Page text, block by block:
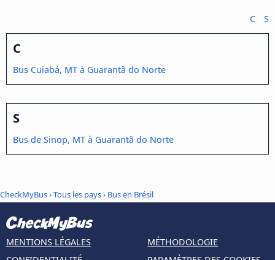
C S
C
Bus Cuiabá, MT à Guarantã do Norte
S
Bus de Sinop, MT à Guarantã do Norte
CheckMyBus›Tous les pays› Bus en Brésil
MENTIONS LÉGALES
MÉTHODOLOGIE